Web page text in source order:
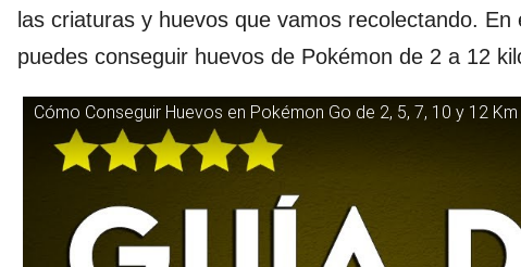
las criaturas y huevos que vamos recolectando.
puedes conseguir huevos de Pokémon de 2 a 12
Cómo Conseguir Huevos en Pokémon Go de 2, 5, 7, 10 y 12